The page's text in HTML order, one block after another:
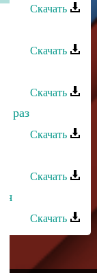
Скачать
Скачать
Скачать
раз
Скачать
Скачать
Скачать